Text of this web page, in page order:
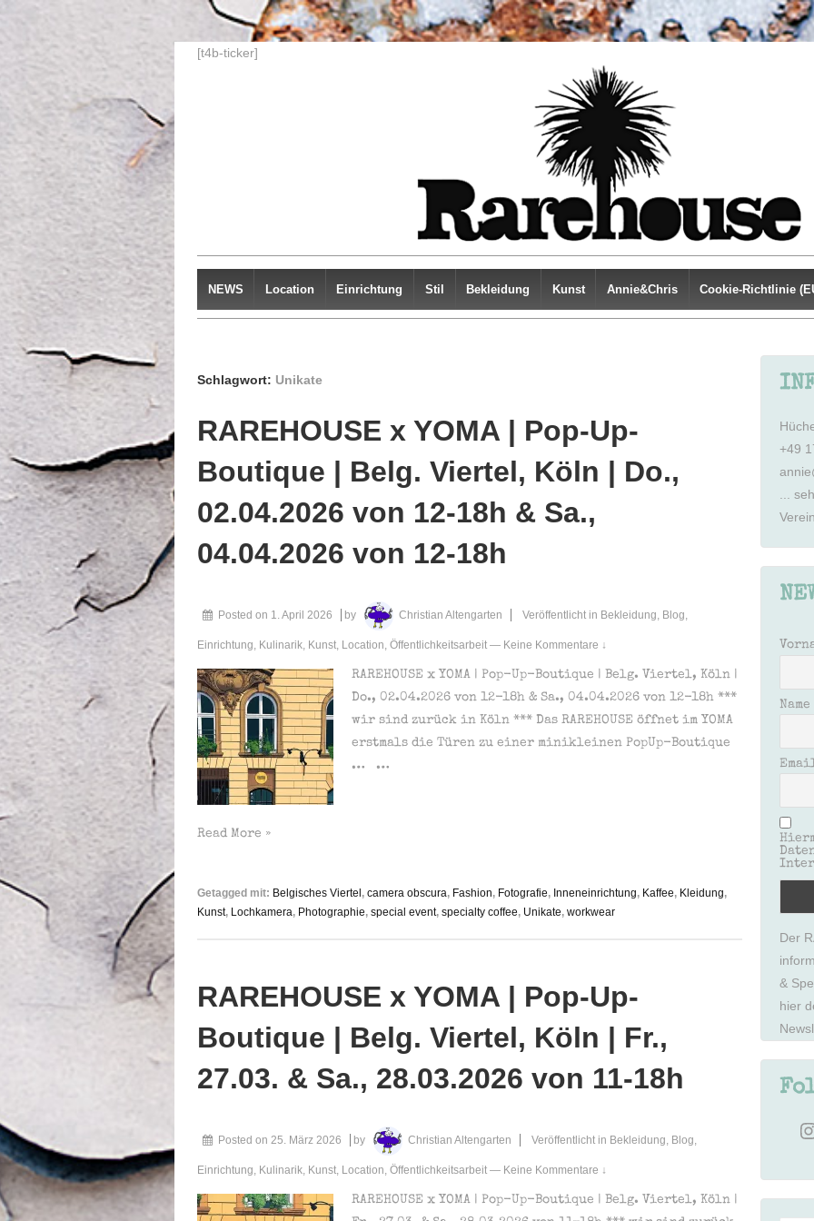
↓[t4b-ticker]
NEWS Location Einrichtung Stil Bekleidung Kunst Annie&Chris Cookie-Richtlinie
Schlagwort: Unikate
RAREHOUSE x YOMA | Pop-Up-
Boutique | Belg. Viertel, Köln | Do.,
02.04.2026 von 12-18h & Sa.,
04.04.2026 von 12-18h
Posted on 1. April 2026 by Christian Altengarten Veröffentlicht in Bekleidung Blog
Einrichtung Kulinarik Kunst Location Öffentlichkeitsarbeit — Keine Kommentare ↓
RAREHOUSE x YOMA | Pop-Up-Boutique | Belg. Viertel, Köln |
Do., 02.04.2026 von 12-18h & Sa., 04.04.2026 von 12-18h ***
wir sind zurück in Köln *** Das RAREHOUSE öffnet im YOMA
erstmals die Türen zu einer minikleinen PopUp-Boutique
… …
RAREHOUSE
|
Viertel,
|
12-
18h
Read More »
Getagged mit: Belgisches Viertel, camera obscura, Fashion, Fotografie, Inneneinrichtung, Kaffee, Kleidung,
Kunst, Lochkamera, Photographie, special event, specialty coffee, Unikate, workwear
RAREHOUSE x YOMA | Pop-Up-
Boutique | Belg. Viertel, Köln | Fr.,
27.03. & Sa., 28.03.2026 von 11-18h
Posted on 25. März 2026 by Christian Altengarten Veröffentlicht in Bekleidung Blog
Einrichtung Kulinarik Kunst Location Öffentlichkeitsarbeit — Keine Kommentare ↓
RAREHOUSE x YOMA | Pop-Up-Boutique | Belg. Viertel, Köln |
+49
...
Name
Der
&
hier